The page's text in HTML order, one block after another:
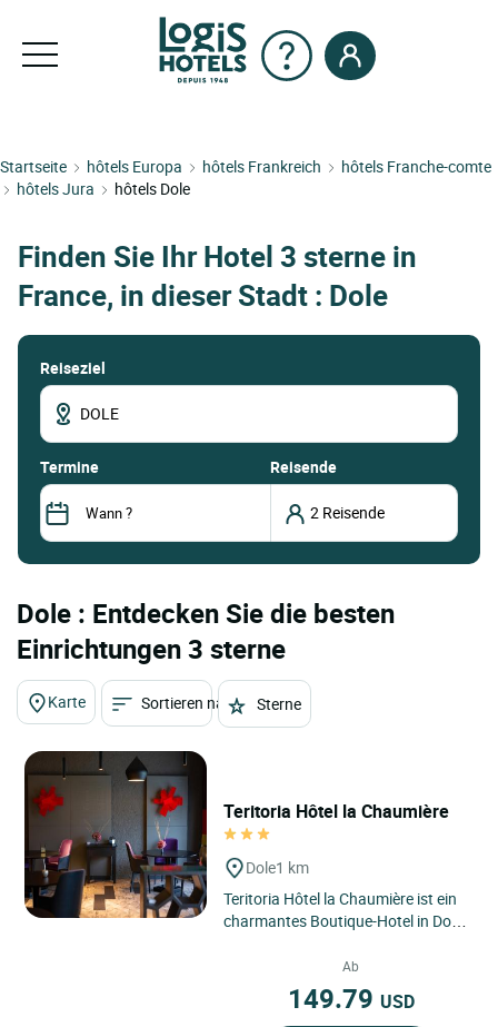
Startseite hôtels Europa hôtels Frankreich
hôtels Franche-comte
hôtels Jura
hôtels Dole
Finden Sie Ihr Hotel 3 sterne in
France, in dieser Stadt : Dole
Reiseziel
termine Reisende
Dole : Entdecken Sie die besten
Einrichtungen 3 sterne
Karte Sortieren nach Sterne
Teritoria Hôtel la Chaumière
Dole1 km
Teritoria Hôtel la Chaumière ist ein
charmantes Boutique-Hotel in Dole
Bourgogne-Franche-Comté,...
Ab
149.79 USD